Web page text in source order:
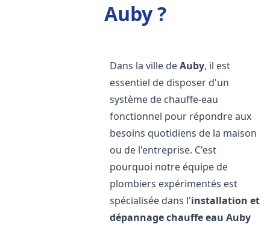
Auby ?
Dans la ville deAuby, il est
essentiel de disposer d'un
système de chauffe-eau
fonctionnel pour répondre aux
besoins quotidiens de la maison
ou de l'entreprise. C'est
pourquoi notre équipe de
plombiers expérimentés est
spécialisée dans l'installation et
dépannage chauffe eau Auby